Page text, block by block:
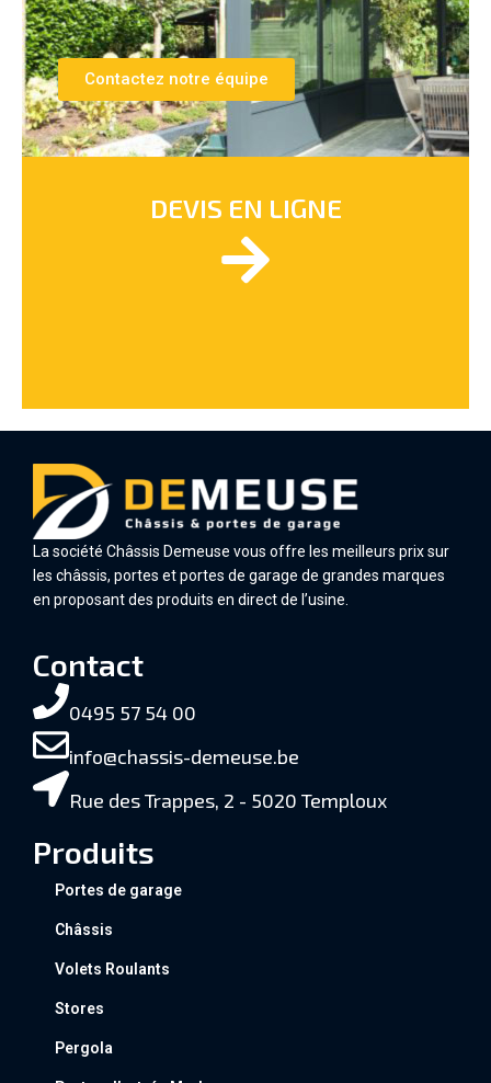
Contactez notre équipe
DEVIS EN LIGNE
La société Châssis Demeuse vous offre les meilleurs prix sur
les châssis, portes et portes de garage de grandes marques
en proposant des produits en direct de l’usine.
Contact
0495 57 54 00
info@chassis-demeuse.be
Rue des Trappes, 2 - 5020 Temploux
Produits
Portes de garage
Châssis
Volets Roulants
Stores
Pergola